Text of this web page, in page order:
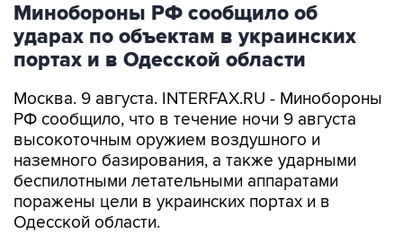
Минобороны РФ сообщило об
ударах по объектам в украинских
портах и в Одесской области
Москва. 9 августа. INTERFAX.RU - Минобороны
РФ сообщило, что в течение ночи 9 августа
высокоточным оружием воздушного и
наземного базирования, а также ударными
беспилотными летательными аппаратами
поражены цели в украинских портах и в
Одесской области.